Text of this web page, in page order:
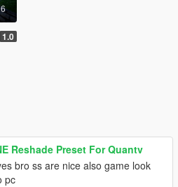
1.0
Reshade Preset For Quantv
bro ss are nice also game look
pc